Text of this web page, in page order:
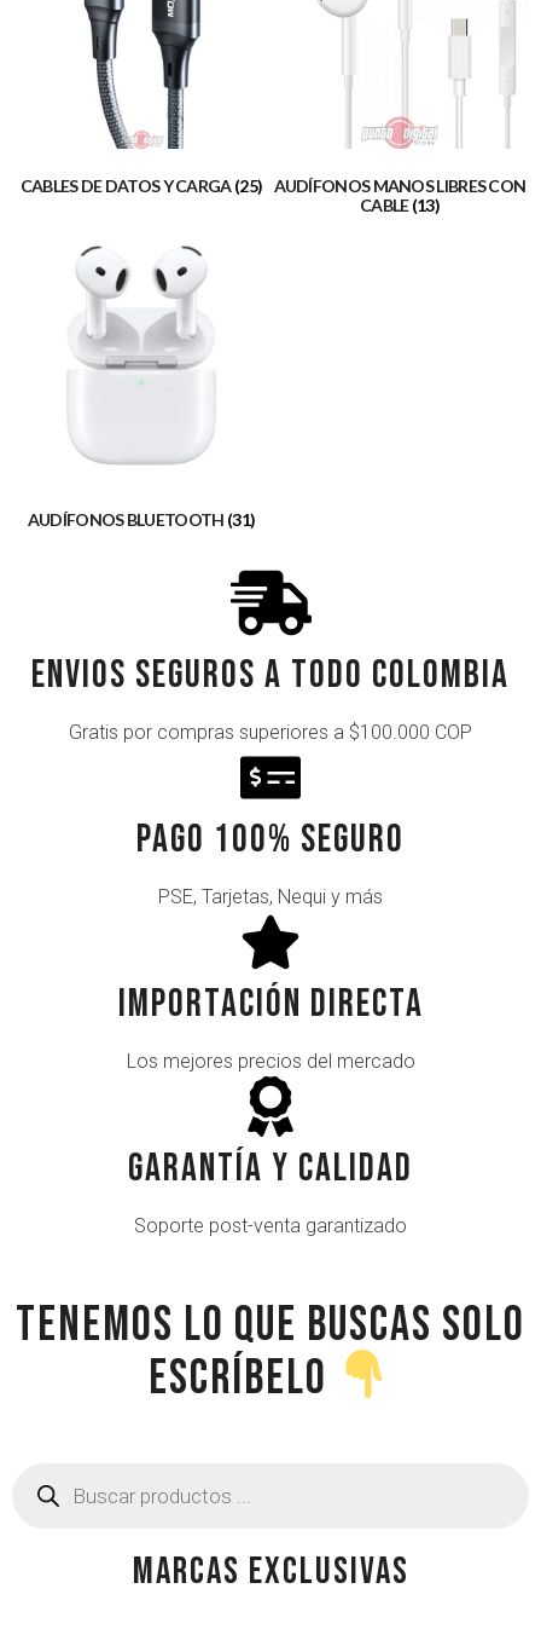
CABLES DE DATOS Y CARGA(25) AUDÍFONOS MANOS LIBRES CON
CABLE(13)
AUDÍFONOS BLUETOOTH (31)
Envios seguros a todo Colombia
Gratis por compras superiores a $100.000 COP
Pago 100% Seguro
PSE, Tarjetas, Nequi y más
Importación Directa
Los mejores precios del mercado
Garantía y Calidad
Soporte post-venta garantizado
TENEMOS LO QUE BUSCAS SOLO
ESCRÍBELO
MARCAS EXCLUSIVAS